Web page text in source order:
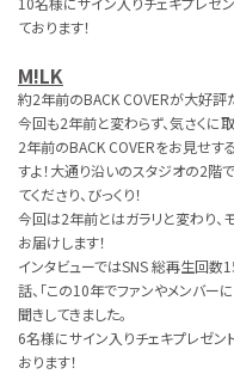
ております！
M!LK
約2年前のBACK COVERが大好評だ
今回も2年前と変わらず、気さくに
2年前のBACK COVERをお見せす
すよ！大通り沿いのスタジオの2階
てくださり、びっくり！
今回は2年前とはガラリと変わり、
お届けします！
インタビューではSNS 総再生回数
話、「この10年でファンやメンバー
聞きしてきました。
6名様にサイン入りチェキプレゼン
おります！